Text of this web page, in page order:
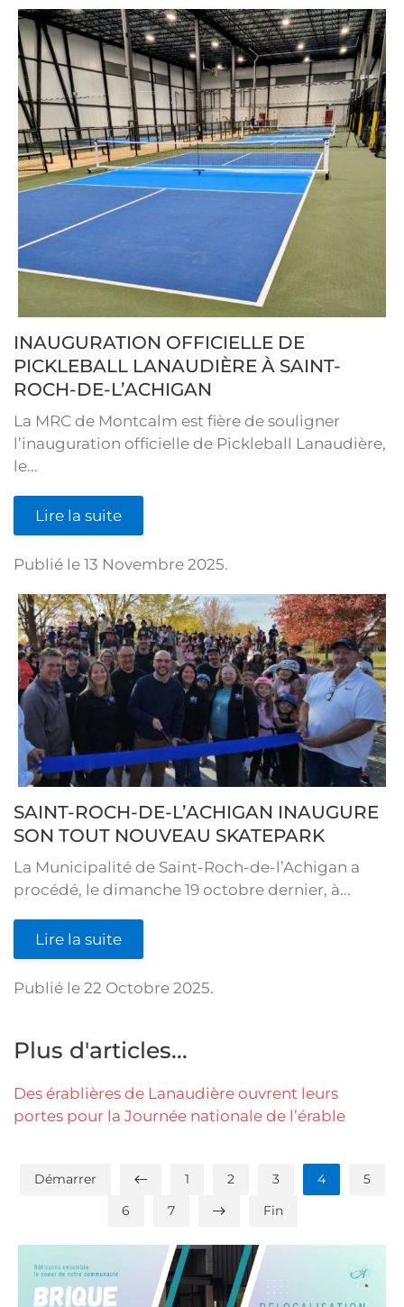
INAUGURATION OFFICIELLE DE
PICKLEBALL LANAUDIÈRE À SAINT-
ROCH-DE-L’ACHIGAN
La MRC de Montcalm est fière de souligner
l’inauguration officielle de Pickleball Lanaudière,
le...
Lire la suite
Publié le 13 Novembre 2025.
SAINT-ROCH-DE-L’ACHIGAN INAUGURE
SON TOUT NOUVEAU SKATEPARK
La Municipalité de Saint-Roch-de-l’Achigan a
procédé, le dimanche 19 octobre dernier, à...
Lire la suite
Publié le 22 Octobre 2025.
Plus d'articles...
Des érablières de Lanaudière ouvrent leurs
portes pour la Journée nationale de l’érable
Démarrer 1 2 3 4
5
6
7 Fin